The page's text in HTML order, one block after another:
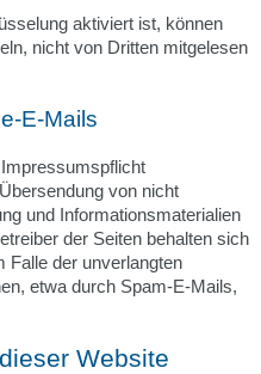
aktiviert ist, können
nicht von Dritten mitgelesen
E-Mails
von nicht
und Informationsmaterialien
der Seiten behalten sich
Falle der unverlangten
etwa durch Spam-E-Mails,
Website